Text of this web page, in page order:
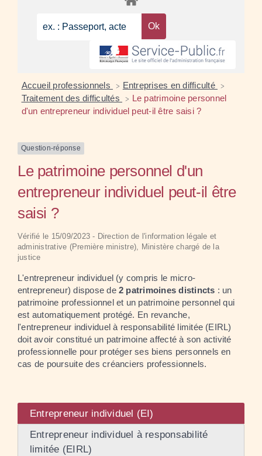
Accueil professionnels > Entreprises en difficulté >
Traitement des difficultés > Le patrimoine personnel
d'un entrepreneur individuel peut-il être saisi ?
Question-réponse
Le patrimoine personnel d'un
entrepreneur individuel peut-il être
saisi ?
Vérifié le 15/09/2023 - Direction de l'information légale et
administrative (Première ministre), Ministère chargé de la
justice
L'entrepreneur individuel (y compris le micro-
entrepreneur) dispose de 2 patrimoines distincts : un
patrimoine professionnel et un patrimoine personnel qui
est automatiquement protégé. En revanche,
l'entrepreneur individuel à responsabilité limitée (EIRL)
doit avoir constitué un patrimoine affecté à son activité
professionnelle pour protéger ses biens personnels en
cas de poursuite des créanciers professionnels.
Entrepreneur individuel (EI)
Entrepreneur individuel à responsabilité
limitée (EIRL)